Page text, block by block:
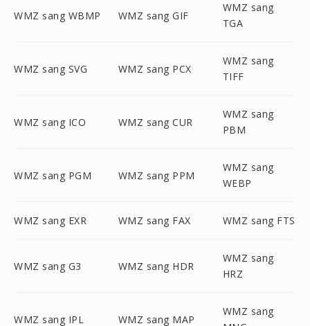
WMZ sang WBMP WMZ sang GIF
WMZ sang
TGA
WMZ sang SVG WMZ sang PCX
WMZ sang
TIFF
WMZ sang ICO WMZ sang CUR
WMZ sang
PBM
WMZ sang PGM WMZ sang PPM
WMZ sang
WEBP
WMZ sang EXR WMZ sang FAX WMZ sang FTS
WMZ sang G3 WMZ sang HDR
WMZ sang
HRZ
WMZ sang IPL WMZ sang MAP
WMZ sang